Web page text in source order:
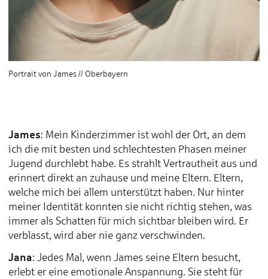
Portrait von James // Oberbayern
James: Mein Kinderzimmer ist wohl der Ort, an dem
ich die mit besten und schlechtesten Phasen meiner
Jugend durchlebt habe. Es strahlt Vertrautheit aus und
erinnert direkt an zuhause und meine Eltern. Eltern,
welche mich bei allem unterstützt haben. Nur hinter
meiner Identität konnten sie nicht richtig stehen, was
immer als Schatten für mich sichtbar bleiben wird. Er
verblasst, wird aber nie ganz verschwinden.
Jana: Jedes Mal, wenn James seine Eltern besucht,
erlebt er eine emotionale Anspannung. Sie steht für